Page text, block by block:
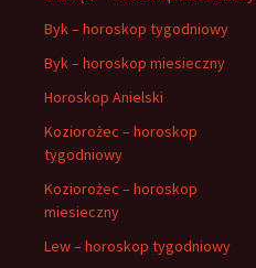
Byk – horoskop tygodniowy
Byk – horoskop miesieczny
Horoskop Anielski
Koziorożec – horoskop
tygodniowy
Koziorożec – horoskop
miesieczny
Lew – horoskop tygodniowy